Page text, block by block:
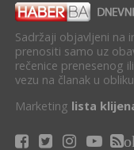
Sadržaji objavljeni na
prenositi samo uz
rečenice prenesenog
vezu na članak u
Marketing lista